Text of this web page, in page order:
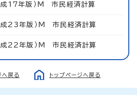
成17年版）M 市民経済計算
成23年版）M 市民経済計算
成22年版）M 市民経済計算
へ戻る トップページへ戻る